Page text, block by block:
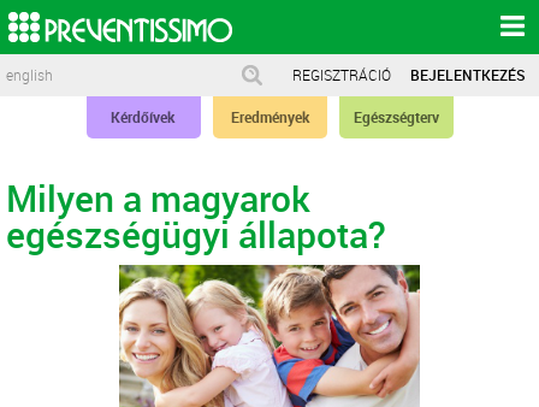
english REGISZTRÁCIÓ BEJELENTKEZÉS
Kérdőívek Eredmények Egészségterv
Milyen a magyarok
egészségügyi állapota?